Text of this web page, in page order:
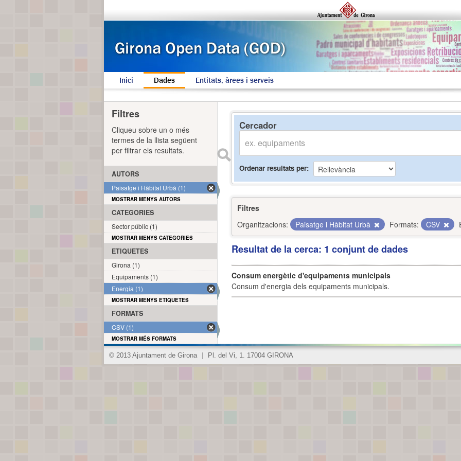
Inici Dades Entitats, àrees i serveis
Cercador
Ordenar resultats per
Filtres
Organitzacions:
Paisatge i Hàbitat Urbà Formats: CSV
Resultat de la cerca: 1 conjunt de dades
Consum energètic d'equipaments municipals
Consum d'energia dels equipaments municipals.
Filtres
Cliqueu sobre un o més
termes de la llista següent
per filtrar els resultats.
AUTORS
Paisatge i Hàbitat Urbà (1)
MOSTRAR MENYS AUTORS
CATEGORIES
Sector públic (1)
MOSTRAR MENYS CATEGORIES
ETIQUETES
Girona (1)
Equipaments (1)
Energia (1)
MOSTRAR MENYS ETIQUETES
FORMATS
CSV (1)
MOSTRAR MÉS FORMATS
© 2013 Ajuntament de Girona Pl. del Vi, 1. 17004 GIRONA